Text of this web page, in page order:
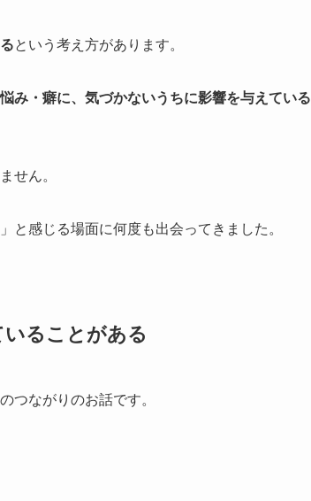
という考え方があります。
み・癖に、気づかないうちに影響を与えている
せん。
と感じる場面に何度も出会ってきました。
ることがある
つながりのお話です。